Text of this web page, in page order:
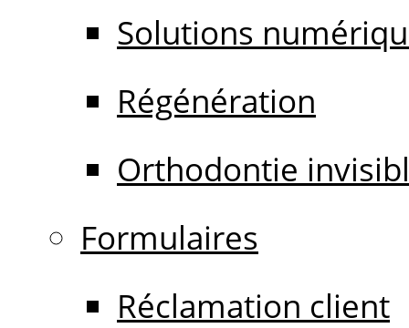
Solutions
Régénération
Orthodontie
Formulaires
Réclamation client